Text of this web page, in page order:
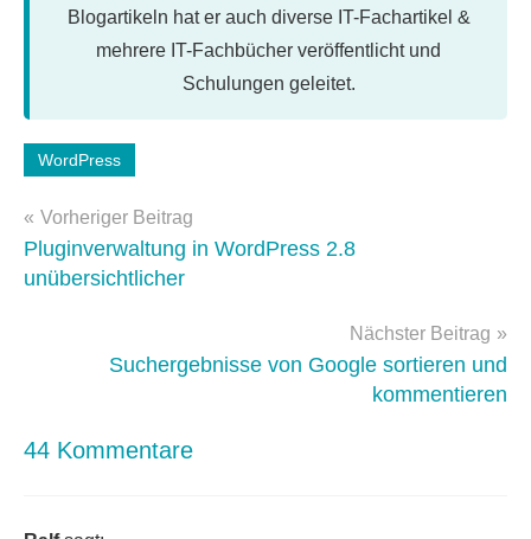
Blogartikeln hat er auch diverse IT-Fachartikel &
mehrere IT-Fachbücher veröffentlicht und
Schulungen geleitet.
Schlagwörter:
htaccess,
optimierung,
Performance,
WordPress
Beitragsnavigation
Vorheriger Beitrag
Pluginverwaltung in WordPress 2.8
unübersichtlicher
Nächster Beitrag
Suchergebnisse von Google sortieren und
kommentieren
44 Kommentare